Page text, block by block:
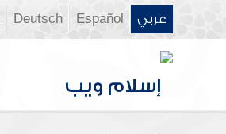
عربي Español
Deutsch